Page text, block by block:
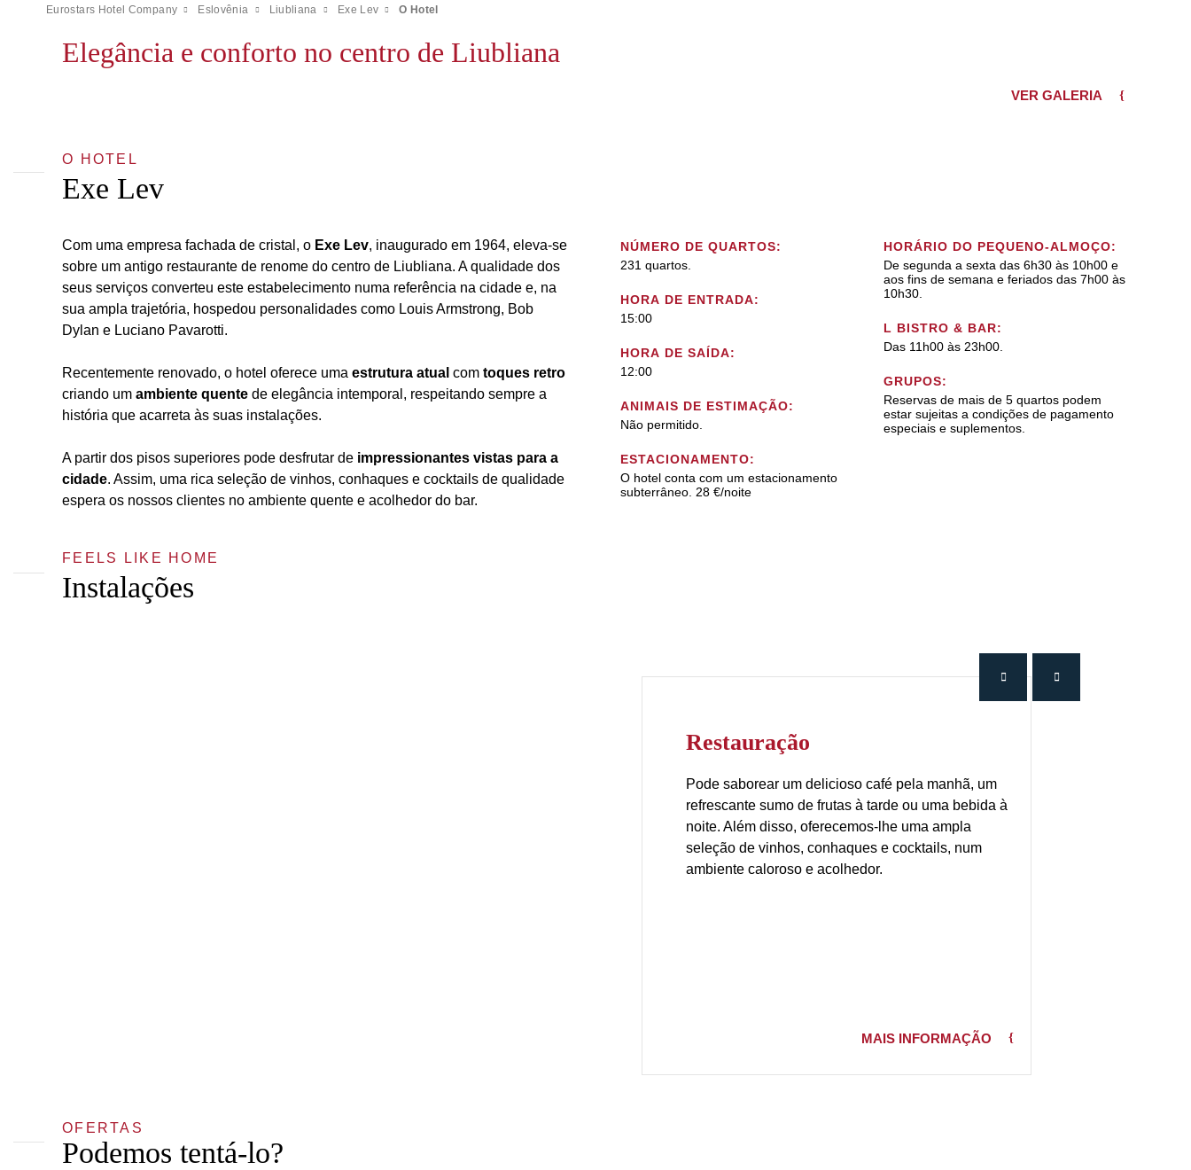
Eurostars Hotel Company Eslovênia Liubliana Exe Lev O Hotel
Elegância e conforto no centro de Liubliana
VER GALERIA
O HOTEL
Exe Lev
Com uma empresa fachada de cristal, o Exe Lev, inaugurado em 1964, eleva-se
sobre um antigo restaurante de renome do centro de Liubliana. A qualidade dos
seus serviços converteu este estabelecimento numa referência na cidade e, na
sua ampla trajetória, hospedou personalidades como Louis Armstrong, Bob
Dylan e Luciano Pavarotti.
Recentemente renovado, o hotel oferece uma estrutura atual com toques retro
criando um ambiente quente de elegância intemporal, respeitando sempre a
história que acarreta às suas instalações.
A partir dos pisos superiores pode desfrutar de impressionantes vistas para a
cidade. Assim, uma rica seleção de vinhos, conhaques e cocktails de qualidade
espera os nossos clientes no ambiente quente e acolhedor do bar.
NÚMERO DE QUARTOS:
231 quartos.
HORA DE ENTRADA:
15:00
HORA DE SAÍDA:
12:00
ANIMAIS DE ESTIMAÇÃO:
Não permitido.
ESTACIONAMENTO:
O hotel conta com um estacionamento
subterrâneo. 28 €/noite
HORÁRIO DO PEQUENO-ALMOÇO:
De segunda a sexta das 6h30 às 10h00 e
aos fins de semana e feriados das 7h00 às
10h30.
L BISTRO & BAR:
Das 11h00 às 23h00.
GRUPOS:
Reservas de mais de 5 quartos podem
estar sujeitas a condições de pagamento
especiais e suplementos.
FEELS LIKE HOME
Instalações
Restauração
Pode saborear um delicioso café pela manhã, um
refrescante sumo de frutas à tarde ou uma bebida à
noite. Além disso, oferecemos-lhe uma ampla
seleção de vinhos, conhaques e cocktails, num
ambiente caloroso e acolhedor.
MAIS INFORMAÇÃO
OFERTAS
Podemos tentá-lo?